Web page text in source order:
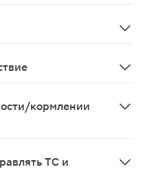
кормлении
ТС и